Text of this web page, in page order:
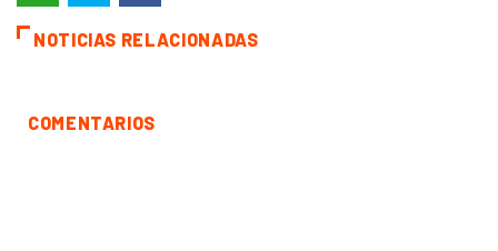
NOTICIAS RELACIONADAS
COMENTARIOS